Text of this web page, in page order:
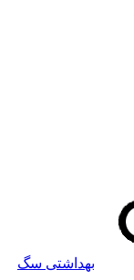
بهداشتی سگ